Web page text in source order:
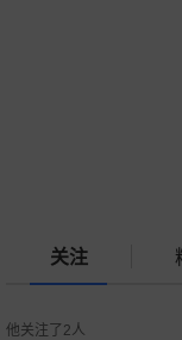
关注
他关注了 2人